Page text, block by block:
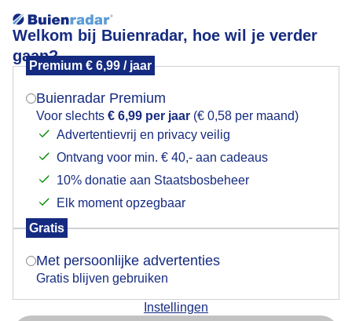
Welkom bij Buienradar, hoe wil je verder
gaan?
Premium € 6,99 / jaar
Buienradar Premium
Voor slechts € 6,99 per jaar (€ 0,58 per maand)
Advertentievrij en privacy veilig
Ontvang voor min. € 40,- aan cadeaus
10% donatie aan Staatsbosbeheer
Elk moment opzegbaar
Gratis
Met persoonlijke advertenties
Gratis blijven gebruiken
Instellingen
Kitesurfer dikke schik op het water Wolderwijd
sporter op een kleine surfplank staat en zich voort
Mogen we je locatie gebruiken voor het
Indien je hier nog geen akkoord op hebt gegeven,
verschijnt er zo een pop-up uit je browser waarin
Is goed, toon de popup
Nu niet, misschien later